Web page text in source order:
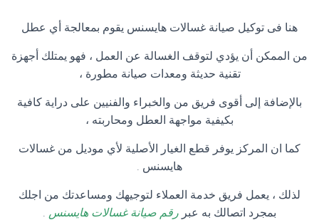
هنا فى توكيل صيانة غسالات هايسنس يقوم بمعالجة أي عطل
من الممكن أن يؤدي لتوقف الغسالة عن العمل ، فهو يمتلك أجهزة
تقنية حديثة ومعدات صيانة مطورة ،
بالإضافة إلى أقوى فريق من والخبراء والفنيين على دراية كافية
بكيفية مواجهة العطل ومحاربته ،
كما ان المركز يوفر قطع الغيار الأصلية لأي موديل من غسالات
هايسنس .
لذلك ، يعمل فريق خدمة العملاء لتوجيهك ومساعدتك من اجلك
بمجرد اتصالك به عبر رقم صيانة غسالات هايسنس .